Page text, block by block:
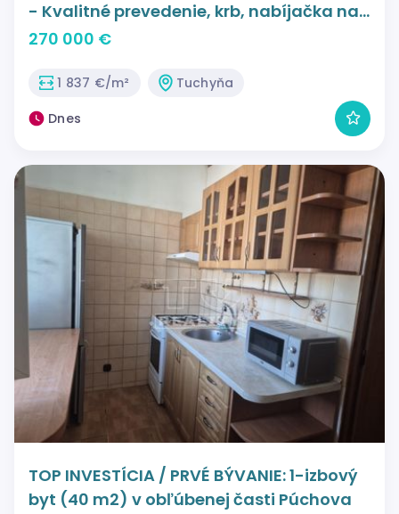
- Kvalitné prevedenie, krb, nabíjačka na
EV a dokončenie už tento rok!
270 000 €
1 837 €/m²
Tuchyňa
Dnes
TOP INVESTÍCIA / PRVÉ BÝVANIE: 1-izbový
byt (40 m2) v obľúbenej časti Púchova